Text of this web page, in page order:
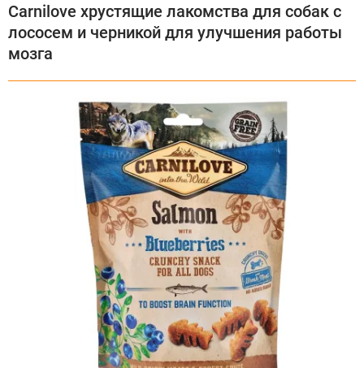
Carnilove хрустящие лакомства для собак с
лососем и черникой для улучшения работы
мозга